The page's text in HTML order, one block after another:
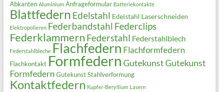
Abkanten Aluminium Anfrageformular Batteriekontakte
Blattfedern Edelstahl Edelstahl Laserschneiden
Elektropolieren Federbandstahl Federclips
Federklammern Federstahl Federstahlblech
Federstahlbleche Flachfedern Flachformfedern
Flachkontakt FormfedernGutekunstGutekunst
Formfedern Gutekunst Stahlverformung
Kontaktfedern Kupfer-Beryllium Lasern